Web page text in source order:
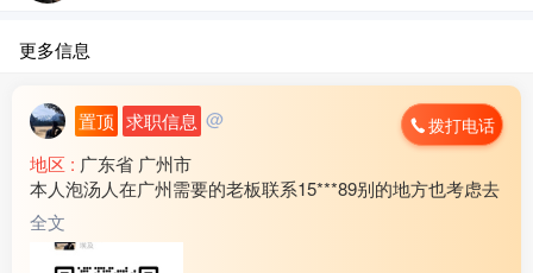
更多信息
置顶 求职信息 @ 拨打电话
地区 : 广东省 广州市
本人泡汤人在广州需要的老板联系15***89别的地方也考虑去
全文